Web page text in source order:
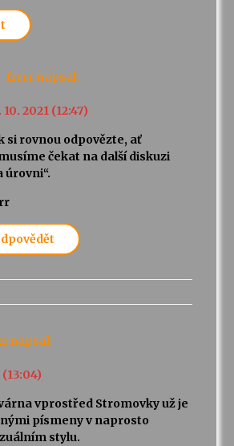
frrrr napsal:
10. 2021 (12:47)
si rovnou odpovězte, ať
čekat na další diskuzi
úrovni“.
napsal:
(13:04)
vprostřed Stromovky už je
písmeny v naprosto
stylu.